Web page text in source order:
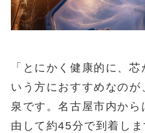
「とにかく健康的に、
いう方におすすめなの
泉です。名古屋市内か
由して約45分で到着しま